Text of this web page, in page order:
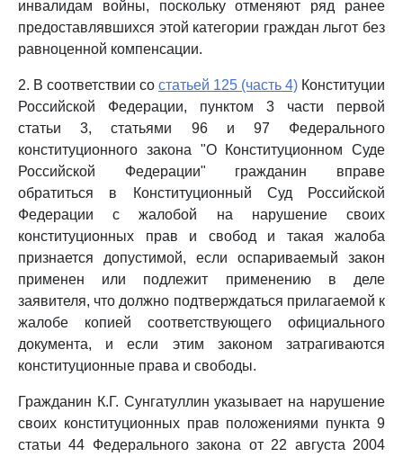
инвалидам войны, поскольку отменяют ряд ранее
предоставлявшихся этой категории граждан льгот без
равноценной компенсации.
2. В соответствии со статьей 125 (часть 4) Конституции
Российской Федерации, пунктом 3 части первой
статьи 3, статьями 96 и 97 Федерального
конституционного закона "О Конституционном Суде
Российской Федерации" гражданин вправе
обратиться в Конституционный Суд Российской
Федерации с жалобой на нарушение своих
конституционных прав и свобод и такая жалоба
признается допустимой, если оспариваемый закон
применен или подлежит применению в деле
заявителя, что должно подтверждаться прилагаемой к
жалобе копией соответствующего официального
документа, и если этим законом затрагиваются
конституционные права и свободы.
Гражданин К.Г. Сунгатуллин указывает на нарушение
своих конституционных прав положениями пункта 9
статьи 44 Федерального закона от 22 августа 2004